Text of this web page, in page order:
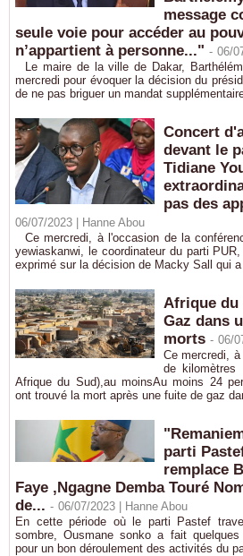
message
seule voie pour accéder au
n’appartient à personne..." - 06/
Le maire de la ville de Dakar,
mercredi pour évoquer la décision du
de ne pas briguer un mandat
Concert
devant le
Tidiane
pas des
06/07/2023 |
Hanne Abou
Ce mercredi, à l'occasion de la
yewiaskanwi, le coordinateur du parti
exprimé sur la décision de Macky Sall qui
Afrique du
Gaz dans
morts - 06/
Ce mercredi,
de kilomètres
Afrique du Sud),au moinsAu moins 24
ont trouvé la mort après une fuite de gaz
parti
remplace
Faye ,Ngagne Demba Touré
de... - 06/07/2023 |
Hanne Abou
En cette période où le parti Pastef
sombre, Ousmane sonko a fait
pour un bon déroulement des activités du